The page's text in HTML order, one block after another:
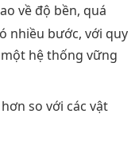
về độ bền, quá
nhiều bước, với quy
hệ thống vững
so với các vật